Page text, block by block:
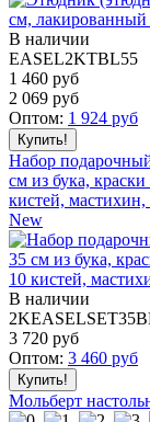
В наличии
EASEL2KTBL55
1 460 руб
2 069 руб
Оптом: 1 924 руб
Набор
см из бука,
кистей, мастихин,
New
В наличии
3 720 руб
Оптом: 3 460 руб
Мольберт